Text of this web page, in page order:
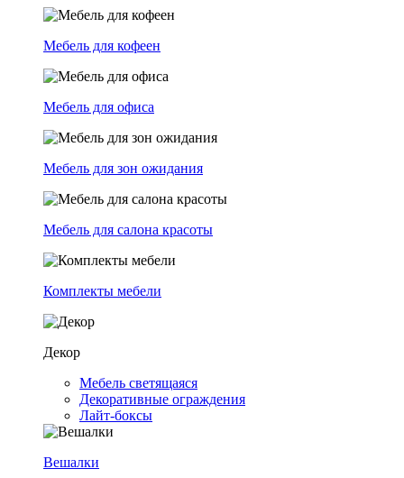
Мебель для кофеен
Мебель для офиса
Мебель для зон ожидания
Мебель для салона красоты
Комплекты мебели
Декор
Мебель светящаяся
Декоративные ограждения
Лайт-боксы
Вешалки